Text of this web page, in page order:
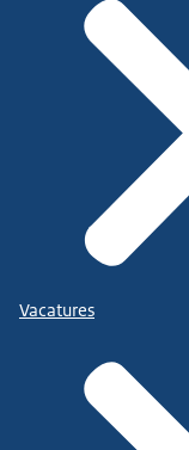
Vacatures